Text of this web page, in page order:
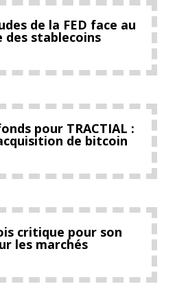
de la FED face au
des stablecoins
pour TRACTIAL :
de bitcoin
critique pour son
les marchés